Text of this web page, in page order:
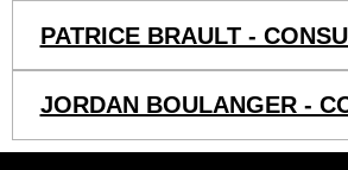
PATRICE BRAULT -
JORDAN BOULANGER -